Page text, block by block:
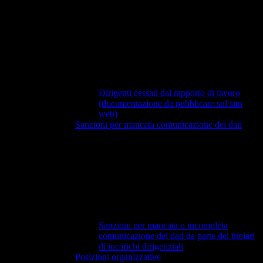
Dirigenti cessati dal rapporto di lavoro
(documentazione da pubblicare sul sito
web)
Sanzioni per mancata comunicazione dei dati
Sanzioni per mancata o incompleta
comunicazione dei dati da parte dei titolari
di incarichi dirigenziali
Posizioni organizzative